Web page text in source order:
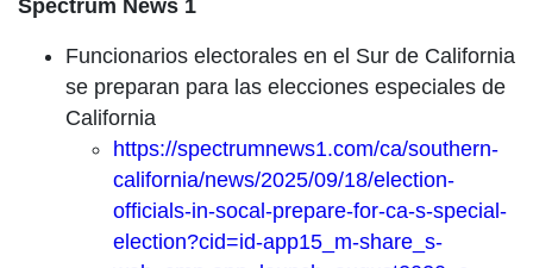
Spectrum News 1
Funcionarios electorales en el Sur de California
se preparan para las elecciones especiales de
California
https://spectrumnews1.com/ca/southern-
california/news/2025/09/18/election-
officials-in-socal-prepare-for-ca-s-special-
election?cid=id-app15_m-share_s-